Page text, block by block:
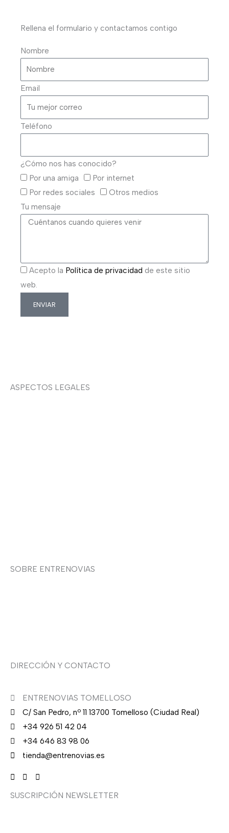
Rellena el formulario y contactamos contigo
Nombre
Email
Teléfono
¿Cómo nos has conocido?
Por una amiga
Por internet
Por redes sociales
Otros medios
Tu mensaje
Acepto la Política de privacidad de este sitio
web.
ENVIAR
ASPECTOS LEGALES
SOBRE ENTRENOVIAS
DIRECCIÓN Y CONTACTO
ENTRENOVIAS TOMELLOSO
C/ San Pedro, nº 11 13700 Tomelloso (Ciudad Real)
+34 926 51 42 04
+34 646 83 98 06
tienda@entrenovias.es
SUSCRIPCIÓN NEWSLETTER